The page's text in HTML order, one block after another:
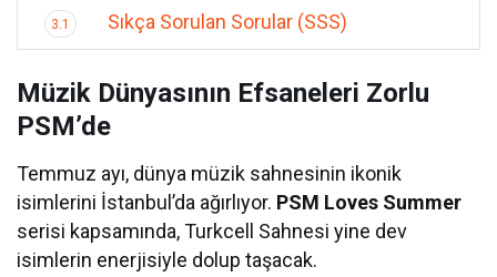
3.1 Sıkça Sorulan Sorular (SSS)
Müzik Dünyasının Efsaneleri Zorlu
PSM’de
Temmuz ayı, dünya müzik sahnesinin ikonik
isimlerini İstanbul’da ağırlıyor. PSM Loves Summer
serisi kapsamında, Turkcell Sahnesi yine dev
isimlerin enerjisiyle dolup taşacak.